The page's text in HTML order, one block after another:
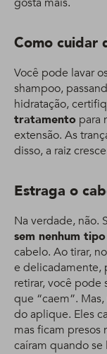
Como cuidar
Você pode lavar
shampoo,
hidratação,
tratamento para
extensão. As
disso, a raiz
Estraga o
Na verdade, não.
sem nenhum
cabelo. Ao tirar,
e delicadamente,
retirar, você pode
que “caem”.
do aplique. Eles
mas ficam presos
caíram quando